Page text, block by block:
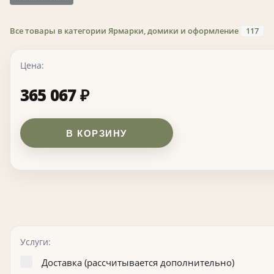
Все товары в категории Ярмарки, домики и оформление 117
Цена:
365 067₽
В КОРЗИНУ
Услуги:
Доставка (рассчитывается дополнительно)